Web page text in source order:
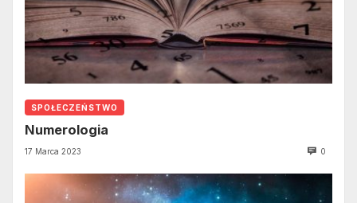
SPOŁECZEŃSTWO
Numerologia
17 Marca 2023 0